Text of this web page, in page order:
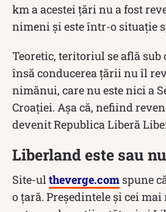
km a acestei țări nu a fost
nimeni și este într-o situaţie
Teoretic, teritoriul se află
însă conducerea ţării nu îl
nimănui, care nu este nici a
Croaţiei. Aşa că, nefiind
devenit Republica Liberă
Liberland este sau
Site-ul theverge.com spune
o țară. Preşedintele şi cei